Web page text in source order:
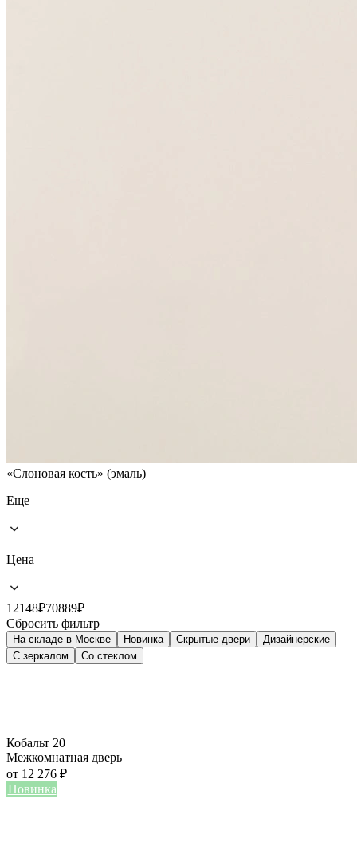
«Слоновая кость» (эмаль)
Еще
Цена
12148₽70889₽
Сбросить фильтр
На складе в Москве Новинка Скрытые двери
Дизайнерские
C зеркалом
Со стеклом
Кобальт 20
Межкомнатная дверь
от 12 276 ₽
Новинка